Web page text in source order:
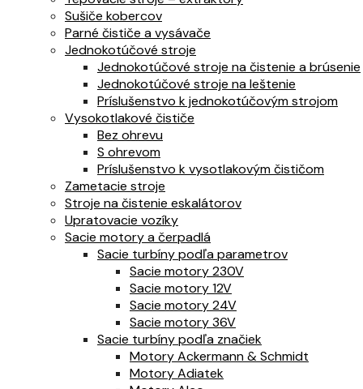
Sušiče kobercov
Parné čističe a vysávače
Jednokotúčové stroje
Jednokotúčové stroje na čistenie a brúsenie
Jednokotúčové stroje na leštenie
Príslušenstvo k jednokotúčovým strojom
Vysokotlakové čističe
Bez ohrevu
S ohrevom
Príslušenstvo k vysotlakovým čističom
Zametacie stroje
Stroje na čistenie eskalátorov
Upratovacie vozíky
Sacie motory a čerpadlá
Sacie turbíny podľa parametrov
Sacie motory 230V
Sacie motory 12V
Sacie motory 24V
Sacie motory 36V
Sacie turbíny podľa značiek
Motory Ackermann & Schmidt
Motory Adiatek